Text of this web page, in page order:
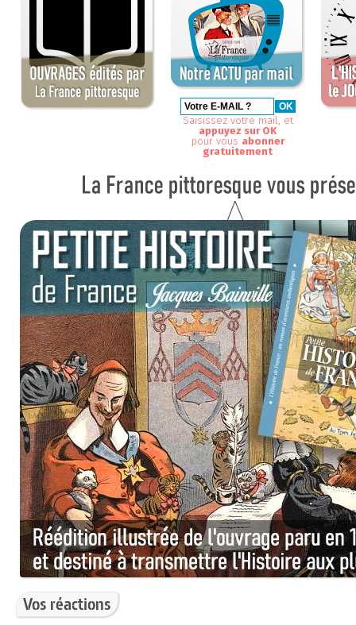
Saisissez votre mail, et
appuyez sur OK
pour vous abonner
gratuitement
Vos réactions